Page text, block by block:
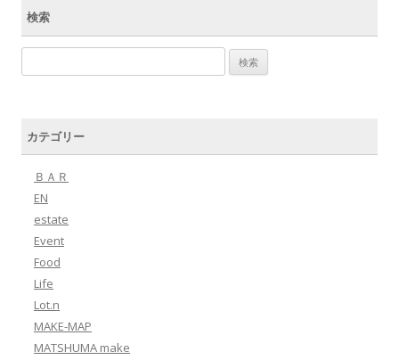
検索
カテゴリー
ＢＡＲ
EN
estate
Event
Food
Life
Lot.n
MAKE-MAP
MATSHUMA make